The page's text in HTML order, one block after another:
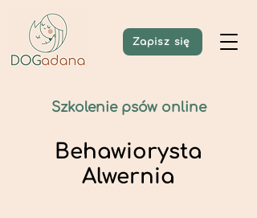
Zapisz się
Szkolenie psów online
Behawiorysta
Alwernia